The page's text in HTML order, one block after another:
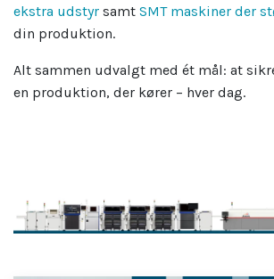
ekstra udstyr samt SMT maskiner der
din produktion.
Alt sammen udvalgt med ét mål: at
en produktion, der kører – hver dag.